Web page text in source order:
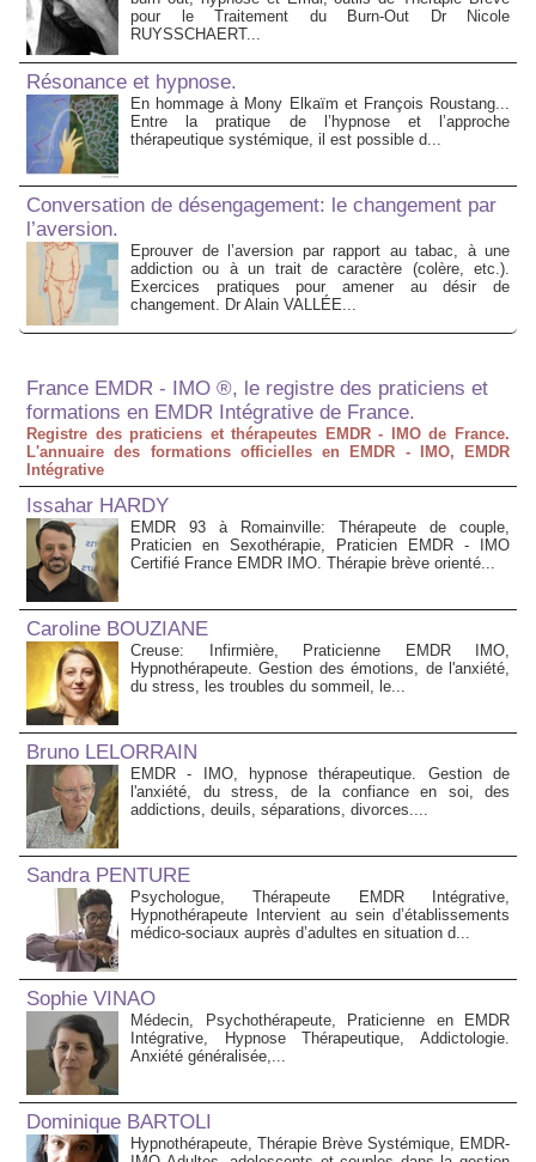
pour le Traitement du Burn-Out Dr Nicole
RUYSSCHAERT...
Résonance et hypnose.
En hommage à Mony Elkaïm et François Roustang...
Entre la pratique de l’hypnose et l’approche
thérapeutique systémique, il est possible d...
Conversation de désengagement: le changement par
l’aversion.
Eprouver de l’aversion par rapport au tabac, à une
addiction ou à un trait de caractère (colère, etc.).
Exercices pratiques pour amener au désir de
changement. Dr Alain VALLÉE...
France EMDR - IMO ®, le registre des praticiens et
formations en EMDR Intégrative de France.
Registre des praticiens et thérapeutes EMDR - IMO de France.
L'annuaire des formations officielles en EMDR - IMO, EMDR
Intégrative
Issahar HARDY
EMDR 93 à Romainville: Thérapeute de couple,
Praticien en Sexothérapie, Praticien EMDR - IMO
Certifié France EMDR IMO. Thérapie brève orienté...
Caroline BOUZIANE
Creuse: Infirmière, Praticienne EMDR IMO,
Hypnothérapeute. Gestion des émotions, de l'anxiété,
du stress, les troubles du sommeil, le...
Bruno LELORRAIN
EMDR - IMO, hypnose thérapeutique. Gestion de
l'anxiété, du stress, de la confiance en soi, des
addictions, deuils, séparations, divorces....
Sandra PENTURE
Psychologue, Thérapeute EMDR Intégrative,
Hypnothérapeute Intervient au sein d’établissements
médico‑sociaux auprès d’adultes en situation d...
Sophie VINAO
Médecin, Psychothérapeute, Praticienne en EMDR
Intégrative, Hypnose Thérapeutique, Addictologie.
Anxiété généralisée,...
Dominique BARTOLI
Hypnothérapeute, Thérapie Brève Systémique, EMDR-